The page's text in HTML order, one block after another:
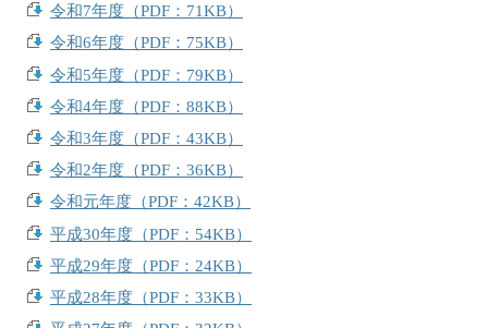
令和7年度（PDF：71KB）
令和6年度（PDF：75KB）
令和5年度（PDF：79KB）
令和4年度（PDF：88KB）
令和3年度（PDF：43KB）
令和2年度（PDF：36KB）
令和元年度（PDF：42KB）
平成30年度（PDF：54KB）
平成29年度（PDF：24KB）
平成28年度（PDF：33KB）